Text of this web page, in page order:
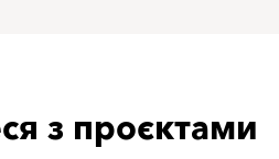
з проєктами